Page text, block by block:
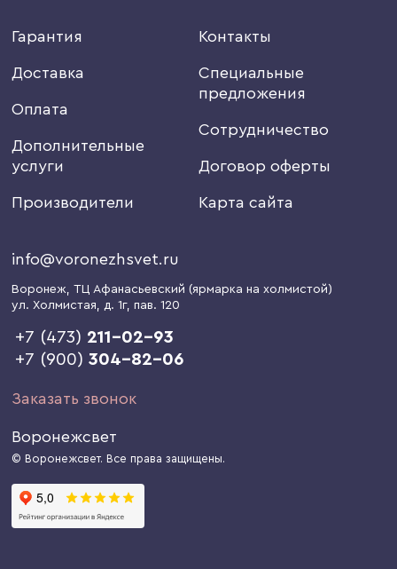
Гарантия
Доставка
Оплата
Дополнительные
услуги
Производители
Контакты
Специальные
предложения
Сотрудничество
Договор оферты
Карта сайта
info@voronezhsvet.ru
Воронеж, ТЦ Афанасьевский (ярмарка на холмистой)
ул. Холмистая, д. 1г, пав. 120
+7 (473) 211-02-93
+7 (900)304-82-06
Заказать звонок
Воронежсвет
© Воронежсвет. Все права защищены.